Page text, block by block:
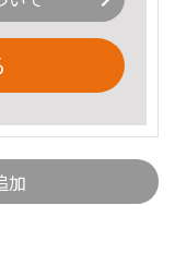
加